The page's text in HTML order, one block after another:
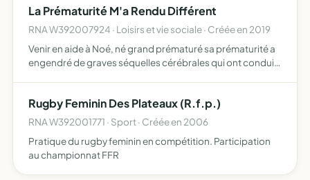
tous les m…
La Prématurité M'a Rendu Différent
RNA W392007924 · Loisirs et vie sociale · Créée en 2019
Venir en aide à Noé, né grand prématuré sa prématurité a
engendré de graves séquelles cérébrales qui ont conduit
Rugby Feminin Des Plateaux (R.f.p.)
RNA W392001771 · Sport · Créée en 2006
Pratique du rugby feminin en compétition. Participation
au championnat FFR